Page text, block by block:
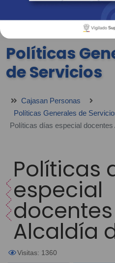
Políticas
de Servicios
Cajasan Personas
Políticas Generales de
Políticas días especial
Políticas
especial
docentes
Alcaldía
Visitas: 1360